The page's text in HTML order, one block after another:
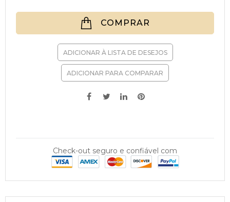
COMPRAR
ADICIONAR À LISTA DE DESEJOS
ADICIONAR PARA COMPARAR
Check-out seguro e confiável com